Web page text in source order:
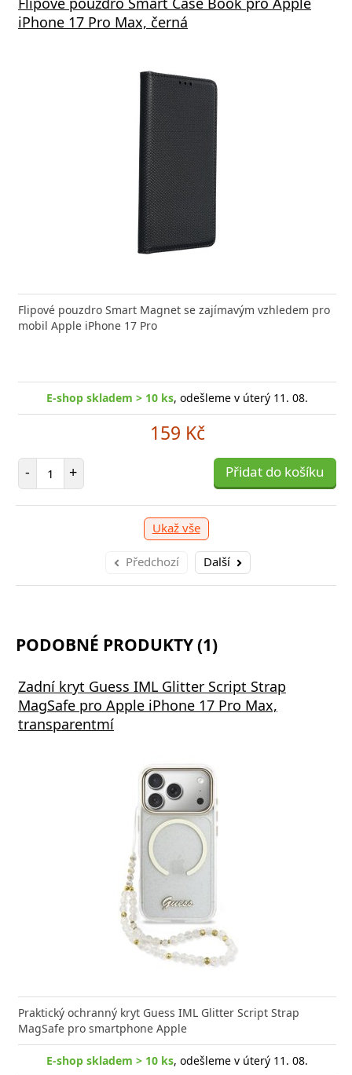
iPhone 17 Pro Max, černá
Flipové pouzdro Smart Magnet se zajímavým vzhledem pro
mobil Apple iPhone 17 Pro
E-shop skladem > 10 ks, odešleme v úterý 11. 08.
159 Kč
- Počet položek
+ Přidat do košíku
Ukaž vše
Předchozí Další
Rapid Charge, bílá
FIXED zajistí rychlé a bezpečné nabíjení
moderního smartphonu,
skladem > 10 ks, odešleme v úterý 11. 08.
položek
+ Přidat do košíku -
PODOBNÉ PRODUKTY (1)
Zadní kryt Guess IML Glitter Script Strap
MagSafe pro Apple iPhone 17 Pro Max,
transparentmí
Praktický ochranný kryt Guess IML Glitter Script Strap
MagSafe pro smartphone Apple
E-shop skladem > 10 ks, odešleme v úterý 11. 08.